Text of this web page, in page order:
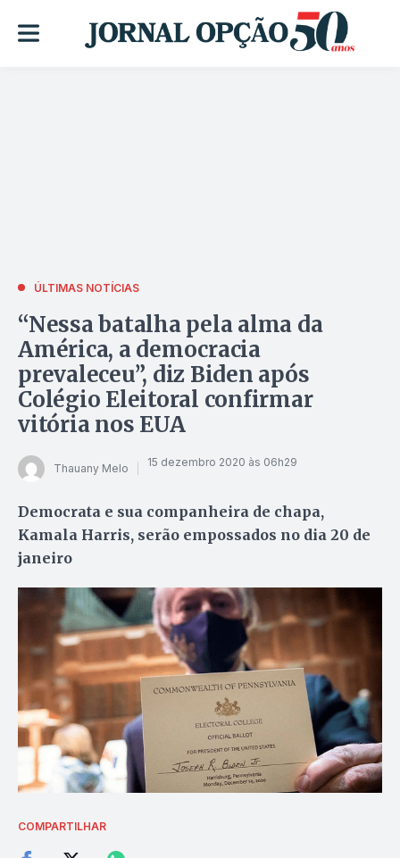
ÚLTIMAS NOTÍCIAS
“Nessa batalha pela alma da
América, a democracia
prevaleceu”, diz Biden após
Colégio Eleitoral confirmar
vitória nos EUA
Thauany Melo 15 dezembro 2020 às 06h29
Democrata e sua companheira de chapa,
Kamala Harris, serão empossados no dia 20 de
janeiro
COMPARTILHAR